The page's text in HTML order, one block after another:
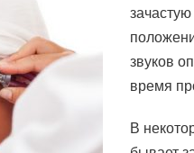
звуков
время
В